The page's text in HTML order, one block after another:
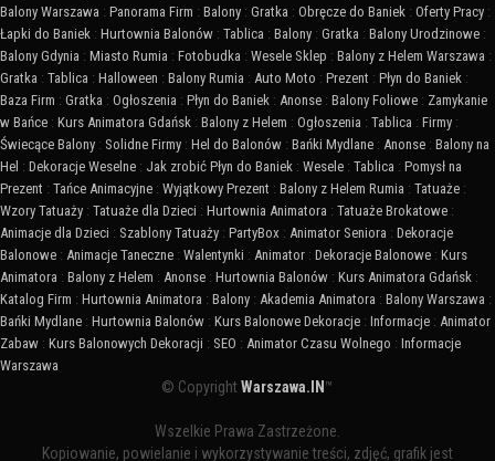
Balony Warszawa : Panorama Firm : Balony : Gratka : Obręcze do Baniek : Oferty Pracy :
Łapki do Baniek : Hurtownia Balonów : Tablica : Balony : Gratka : Balony Urodzinowe :
Balony Gdynia : Miasto Rumia : Fotobudka : Wesele Sklep : Balony z Helem Warszawa :
Gratka : Tablica : Halloween : Balony Rumia : Auto Moto : Prezent : Płyn do Baniek :
Baza Firm : Gratka : Ogłoszenia : Płyn do Baniek : Anonse : Balony Foliowe : Zamykanie
w Bańce : Kurs Animatora Gdańsk : Balony z Helem : Ogłoszenia : Tablica : Firmy :
Świecące Balony : Solidne Firmy : Hel do Balonów : Bańki Mydlane : Anonse : Balony na
Hel : Dekoracje Weselne : Jak zrobić Płyn do Baniek : Wesele : Tablica : Pomysł na
Prezent : Tańce Animacyjne : Wyjątkowy Prezent : Balony z Helem Rumia : Tatuaże :
Wzory Tatuaży : Tatuaże dla Dzieci : Hurtownia Animatora : Tatuaże Brokatowe :
Animacje dla Dzieci : Szablony Tatuaży : PartyBox : Animator Seniora : Dekoracje
Balonowe : Animacje Taneczne : Walentynki : Animator : Dekoracje Balonowe : Kurs
Animatora : Balony z Helem : Anonse : Hurtownia Balonów : Kurs Animatora Gdańsk :
Katalog Firm : Hurtownia Animatora : Balony : Akademia Animatora : Balony Warszawa :
Bańki Mydlane : Hurtownia Balonów : Kurs Balonowe Dekoracje : Informacje : Animator
Zabaw : Kurs Balonowych Dekoracji : SEO : Animator Czasu Wolnego : Informacje
Warszawa
© CopyrightWarszawa.IN ™
Wszelkie Prawa Zastrzeżone.
Kopiowanie, powielanie i wykorzystywanie treści, zdjęć, grafik jest